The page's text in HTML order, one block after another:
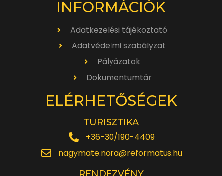
INFORMÁCIÓK
Adatkezelési tájékoztató
Adatvédelmi szabályzat
Pályázatok
Dokumentumtár
ELÉRHETŐSÉGEK
TURISZTIKA
+36-30/190-4409
nagymate.nora@reformatus.hu
RENDEZVÉNY